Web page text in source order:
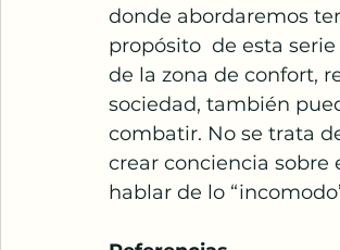
donde abordaremos
propósito  de esta
de la zona de confort,
sociedad, también
combatir. No se trata
crear conciencia
hablar de lo